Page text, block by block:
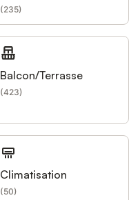
(235)
Balcon/Terrasse
(423)
Climatisation
(50)